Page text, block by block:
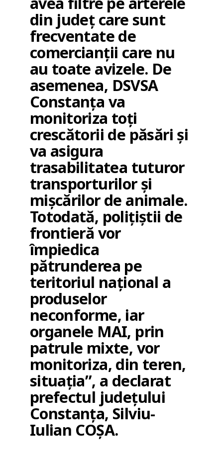
din județ care sunt
frecventate de
comercianții care nu
au toate avizele. De
asemenea, DSVSA
Constanța va
monitoriza toți
crescătorii de păsări și
va asigura
trasabilitatea tuturor
transporturilor și
mișcărilor de animale.
Totodată, polițiștii de
frontieră vor
împiedica
pătrunderea pe
teritoriul național a
produselor
neconforme, iar
organele MAI, prin
patrule mixte, vor
monitoriza, din teren,
situația”, a declarat
prefectul județului
Constanța, Silviu-
Iulian COȘA.